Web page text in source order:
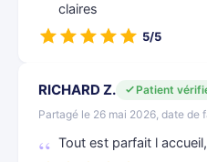
claires
5/5
RICHARD Z.
Patient
Partagé le 26 mai 2026, date de
Tout est parfait l